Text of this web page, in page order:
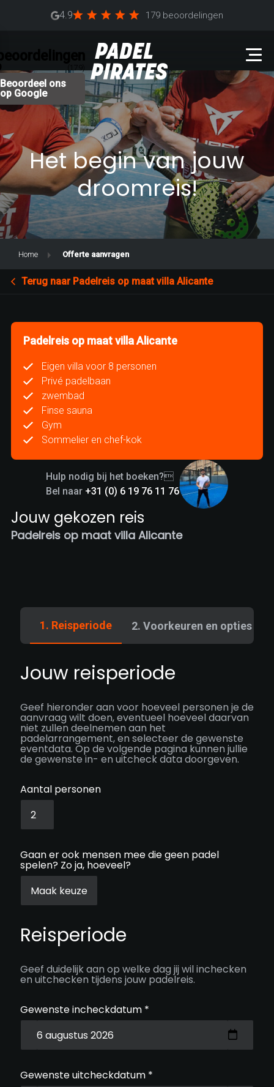
Beoordeel ons
op Google
4.9 179 beoordelingen
Het begin van jouw
droomreis!
Home Offerte aanvragen
Terug naar Padelreis op maat villa Alicante
Padelreis op maat villa Alicante
Eigen villa voor 8 personen
Privé padelbaan
zwembad
Finse sauna
Gym
Sommelier en chef-kok
Hulp nodig bij het boeken?
Bel naar +31 (0) 6 19 76 11 76
Jouw gekozen reis
Padelreis op maat villa Alicante